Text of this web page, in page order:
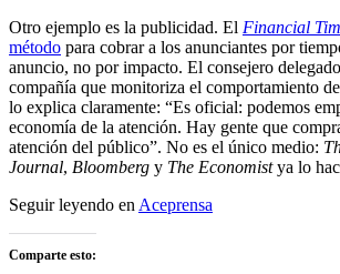
Otro ejemplo es la publicidad. El Financial
método para cobrar a los anunciantes por
anuncio, no por impacto. El consejero
compañía que monitoriza el comportamiento
lo explica claramente: “Es oficial: podemos
economía de la atención. Hay gente que
atención del público”. No es el único medio:
Journal, Bloomberg y The Economistya lo
Seguir leyendo en Aceprensa
Comparte esto: